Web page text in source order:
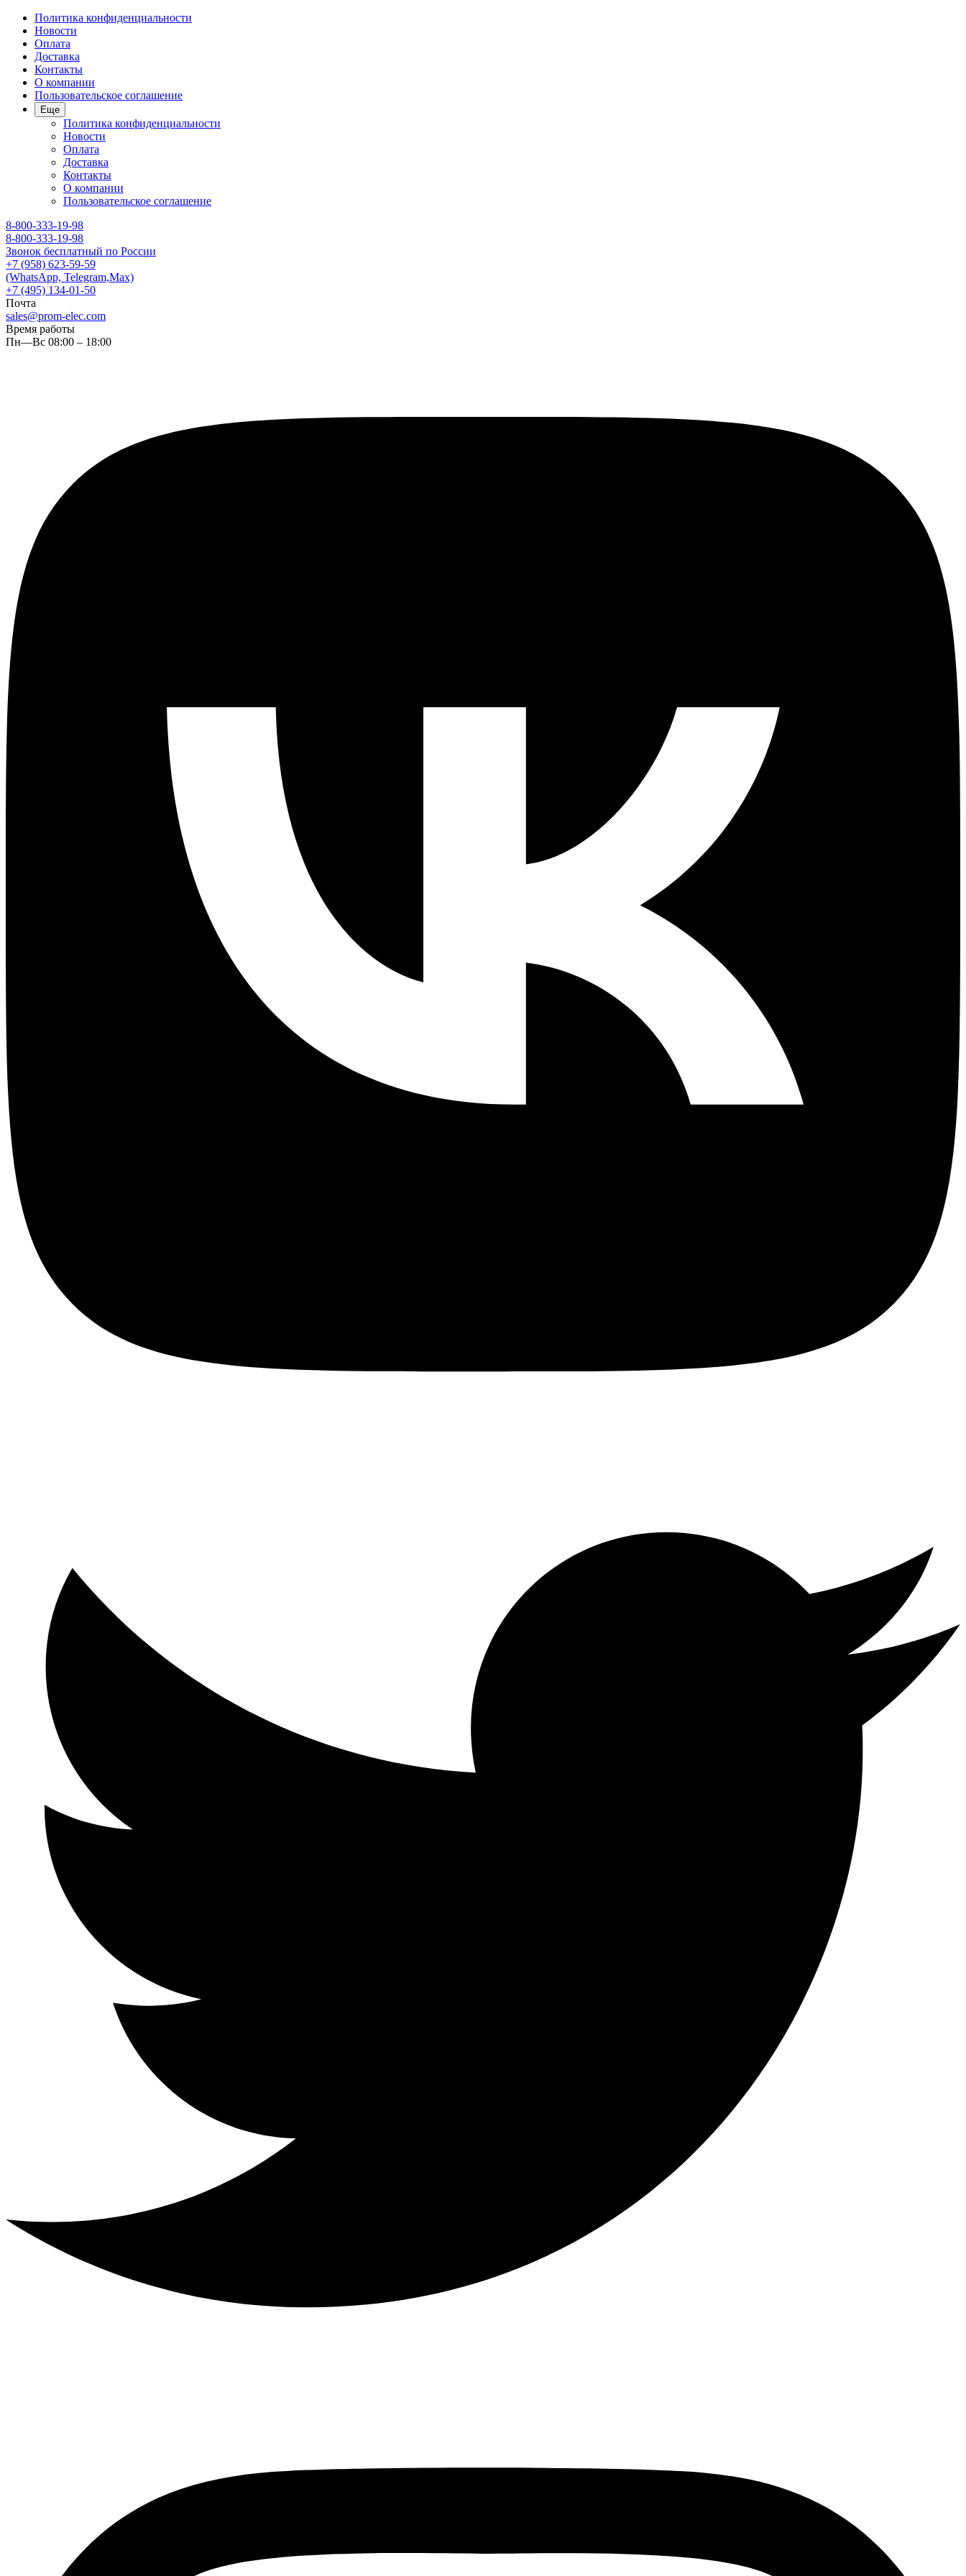
Политика конфиденциальности
Новости
Оплата
Доставка
Контакты
О компании
Пользовательское соглашение
Еще
Политика конфиденциальности
Новости
Оплата
Доставка
Контакты
О компании
Пользовательское соглашение
8-800-333-19-98
8-800-333-19-98
Звонок бесплатный по России
+7 (958) 623-59-59
(WhatsApp, Telegram,Max)
+7 (495) 134-01-50
Почта
sales@prom-elec.com
Время работы
Пн—Вс 08:00 – 18:00